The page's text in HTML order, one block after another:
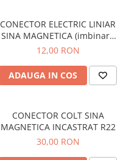
CONECTOR ELECTRIC LINIAR
SINA MAGNETICA (imbinare
electrica) S22/R22
12,00 RON
ADAUGA IN COS
CONECTOR COLT SINA
MAGNETICA INCASTRAT R22
30,00 RON